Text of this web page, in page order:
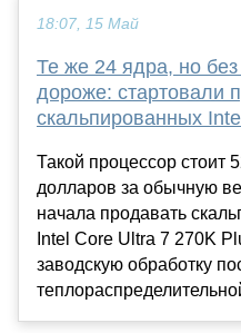
18:07, 15 Май
Те же 24 ядра, но
дороже: стартовали
скальпированных
Такой процессор стоит
долларов за обычную
начала продавать
Intel Core Ultra 7 270K
заводскую обработку